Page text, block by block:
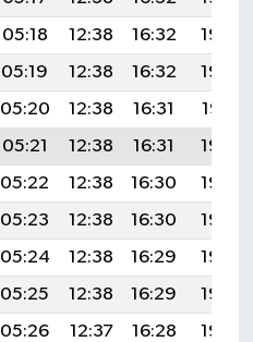
05:18 12:38 16:32
19:49
05:19 12:38 16:32
19:48
05:20 12:38 16:31
19:47
05:21 12:38 16:31
19:45
05:22 12:38 16:30
19:44
05:23 12:38 16:30
19:43
05:24 12:38 16:29
19:42
05:25 12:38 16:29
19:40
05:26 12:37 16:28
19:39